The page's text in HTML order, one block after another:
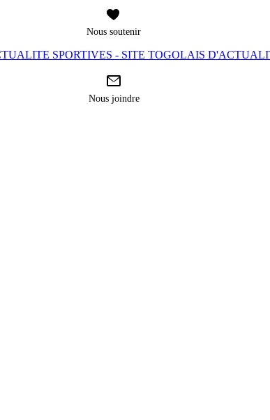
Nous soutenir
SPORTIVES - SITE TOGOLAIS
Nous joindre